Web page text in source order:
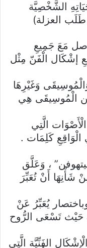
الشَّخْصِيَّة
طَلَب العزلة)
مَعَ جَمِيعِ
إشْكَال الْفَنّ مِثْل
وَغَيْرِهَا
الْمُوسِيقَى هِي
الَّتِي
الْوَاقِعِ كَلِمَات .
، وَعَلَّق
شَأْنِهَا أَنْ تُعَبِّرَ
يُعَبِّرُ عَنْ
حَيْث تَسْعَى الرُّوح
الفَنِّيَّة الَّتِي